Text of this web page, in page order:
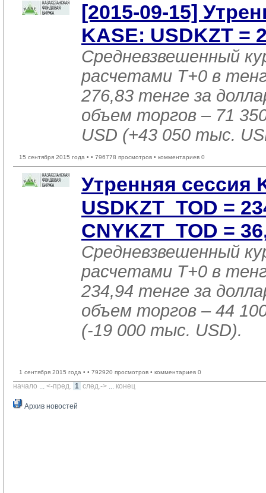
[2015-09-15]
KASE: USDKZT =
Средневзвешенный
расчетами T+0 в
276,83 тенге за
объем торгов – 71
USD (+43 050 тыс.
15 сентября 2015 года • • 796778 просмотров • комментариев 0
Утренняя сессия
USDKZT_TOD =
CNYKZT_TOD =
Средневзвешенный
расчетами T+0 в
234,94 тенге за
объем торгов – 44
(-19 000 тыс. USD).
1 сентября 2015 года • • 792920 просмотров • комментариев 0
начало ... <-пред. 1 след.-> ... конец
Архив новостей